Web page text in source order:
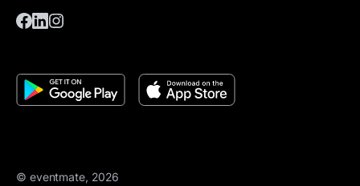
© eventmate, 2026